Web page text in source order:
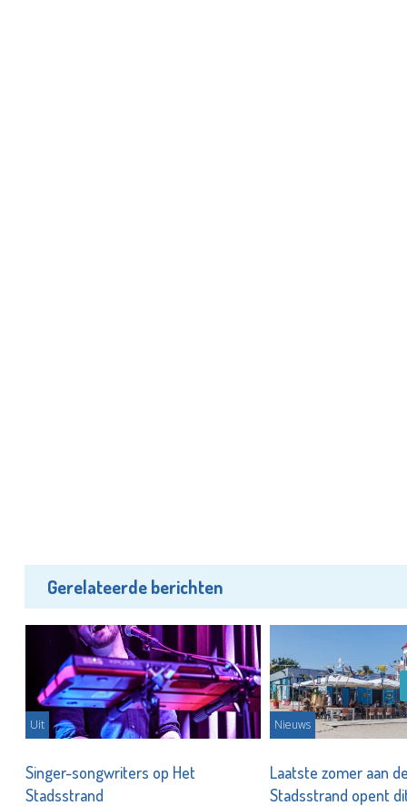
Gerelateerde berichten
Uit
Singer-songwriters op Het
Stadsstrand
Nieuws
Laatste zomer aan
Stadsstrand opent